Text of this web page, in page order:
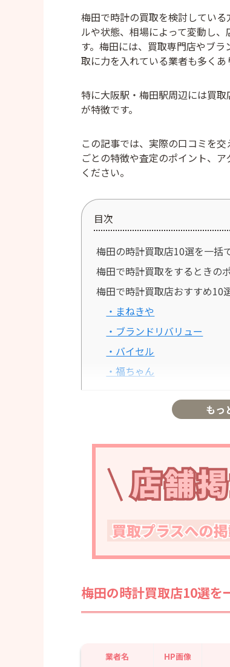
梅田で時計の買取を検討してい
ルや状態、相場によって変動し
す。梅田には、買取専門店やブ
取に力を入れている業者も多くあ
特に大阪駅・梅田駅周辺には買
が特徴です。
この記事では、実際の口コミを
ごとの特徴や査定のポイント、
ください。
目次
梅田の時計買取店10選を一括
梅田で時計買取をするときの
梅田で時計買取店おすすめ10
・まねきや
・ブランドリバリュー
・バイセル
・福ちゃん
・おたからや
・ギャラリーレア
・ゴールドウィン
もっ
梅田の時計買取店10選を
業者名 HP画像